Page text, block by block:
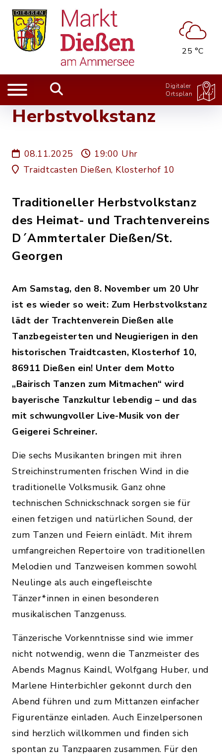
25 °C
Digitaler
Ortsplan
Herbstvolkstanz
08.11.2025
19:00 Uhr
Traidtcasten Dießen, Klosterhof 10
Traditioneller Herbstvolkstanz
des Heimat- und Trachtenvereins
D´Ammtertaler Dießen/St.
Georgen
Am Samstag, den 8. November um 20 Uhr
ist es wieder so weit: Zum Herbstvolkstanz
lädt der Trachtenverein Dießen alle
Tanzbegeisterten und Neugierigen in den
historischen Traidtcasten, Klosterhof 10,
86911 Dießen ein! Unter dem Motto
„Bairisch Tanzen zum Mitmachen“ wird
bayerische Tanzkultur lebendig – und das
mit schwungvoller Live-Musik von der
Geigerei Schreiner.
Die sechs Musikanten bringen mit ihren
Streichinstrumenten frischen Wind in die
traditionelle Volksmusik. Ganz ohne
technischen Schnickschnack sorgen sie für
einen fetzigen und natürlichen Sound, der
zum Tanzen und Feiern einlädt. Mit ihrem
umfangreichen Repertoire von traditionellen
Melodien und Tanzweisen kommen sowohl
Neulinge als auch eingefleischte
Tänzer*innen in einen besonderen
musikalischen Tanzgenuss.
Tänzerische Vorkenntnisse sind wie immer
nicht notwendig, wenn die Tanzmeister des
Abends Magnus Kaindl, Wolfgang Huber, und
Marlene Hinterbichler gekonnt durch den
Abend führen und zum Mittanzen einfacher
Figurentänze einladen. Auch Einzelpersonen
sind herzlich willkommen und finden sich
spontan zu Tanzpaaren zusammen. Für den